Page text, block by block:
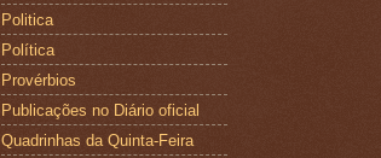
Politica
Política
Provérbios
Publicações no Diário oficial
Quadrinhas da Quinta-Feira